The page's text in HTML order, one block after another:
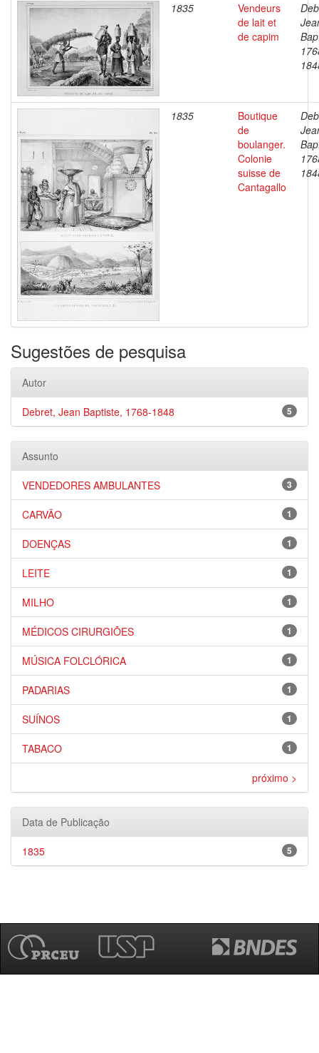
1835
Vendeurs
de lait et
de capim
1835
Boutique
de
boulanger.
Colonie
suisse de
Cantagallo
Sugestões de pesquisa
Autor
5
Debret, Jean Baptiste, 1768-1848
Assunto
3
VENDEDORES AMBULANTES
1
CARVÃO
1
DOENÇAS
1
LEITE
1
MILHO
1
MÉDICOS CIRURGIÕES
1
MÚSICA FOLCLÓRICA
1
PADARIAS
1
SUÍNOS
1
TABACO
próximo >
Data de Publicação
5
1835